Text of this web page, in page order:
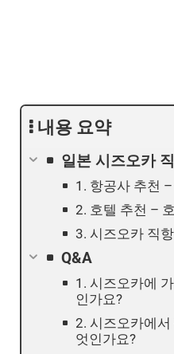
내용 요약
일본 시즈오카
1. 항공사 추천
2. 호텔 추천 –
3. 시즈오카 직
Q&A
1. 시즈오카에
인가요?
2. 시즈오카에
엇인가요?